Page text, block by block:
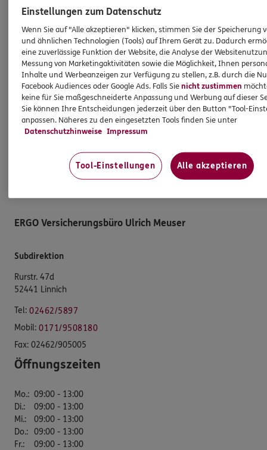
Schaden melden
Erstkontaktinformationen
EU-Offenlegungsvereinbarung
Datenverarbeitung
Das könnte Sie auch interessieren
Unsere Agentur
ERGO Versicherungsbüro Ulrich Meuser
Subdirektion
Rurstr. 47d
52441 Linnich
Tel: 02462/5897
Mobil: 0171/9508180
Fax: 02462/905005
Öffnungszeiten
Mo.: 09:00 - 13:00
Di.:
09:00 - 13:00
Mi.:
09:00 - 13:00
Do.: 09:00 - 13:00
Fr.:
09:00 - 13:00
Einstellungen zum Datenschutz
Wenn Sie auf "Alle akzeptieren" klicken, stimmen Sie der Speicherung
und ähnlichen Technologien (Tools) auf Ihrem Gerät zu. Dadurch
eine zuverlässige Funktion der Website, die Analyse der
Messung von Marketingaktivitäten sowie die Möglichkeit, Ihnen
Inhalte und Werbeanzeigen zur Verfügung zu stellen, z.B. durch die
Facebook Audiences oder Google Ads. Falls Sienicht zustimmen
keine für Sie maßgeschneiderte Anpassung und Werbung auf dieser
Sie können Ihre Entscheidungen jederzeit über den Button "Tool-
anpassen. Näheres zu den eingesetzten Tools finden Sie unter
Datenschutzhinweise Impressum
Tool-Einstellungen Alle akzeptieren